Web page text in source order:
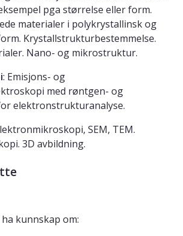
pga størrelse eller form.
materialer i polykrystallinsk og
Krystallstrukturbestemmelse.
Nano- og mikrostruktur.
: Emisjons- og
med røntgen- og
elektronstrukturanalyse.
SEM, TEM.
3D avbildning.
kunnskap om: